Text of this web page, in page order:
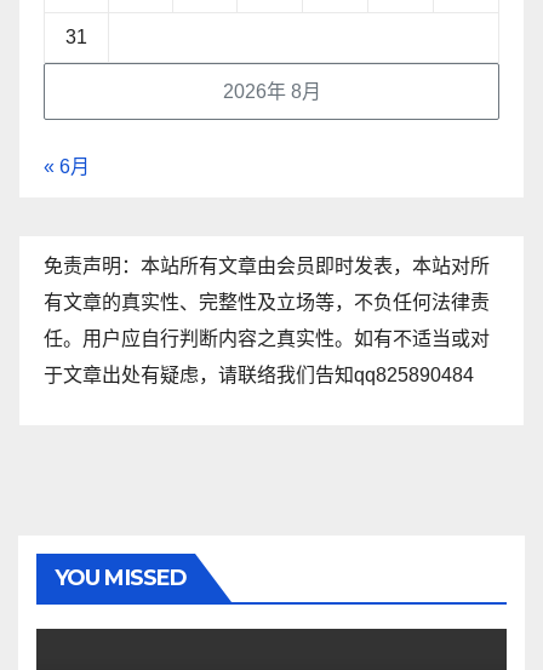
2026年 8月
31
« 6月
免责声明：本站所有文章由会员即时发表，本站对所
有文章的真实性、完整性及立场等，不负任何法律责
任。用户应自行判断内容之真实性。如有不适当或对
于文章出处有疑虑，请联络我们告知qq825890484
YOU MISSED